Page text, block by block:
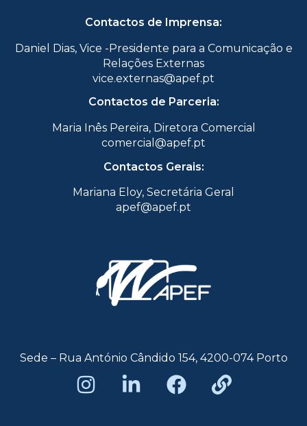
Contactos de Imprensa:
Daniel Dias, Vice -Presidente para a Comunicação e
Relações Externas
vice.externas@apef.pt
Contactos de Parceria:
Maria Inês Pereira, Diretora Comercial
comercial@apef.pt
Contactos Gerais:
Mariana Eloy, Secretária Geral
apef@apef.pt
Sede – Rua António Cândido 154, 4200-074 Porto